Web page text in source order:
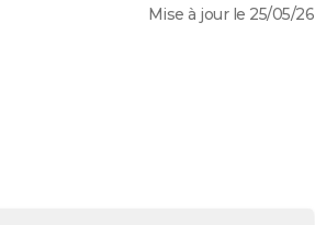
Mise à jour le 25/05/26